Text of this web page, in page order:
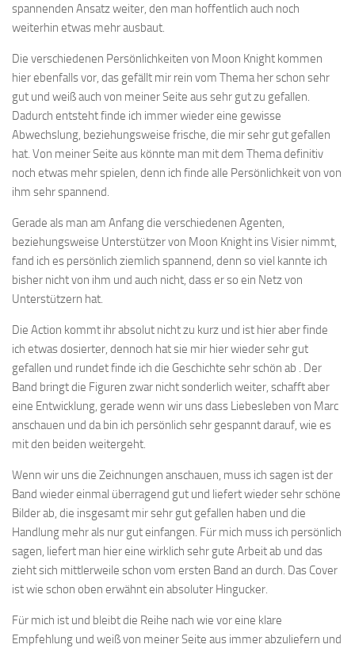
spannenden Ansatz weiter, den man hoffentlich auch noch
weiterhin etwas mehr ausbaut.
Die verschiedenen Persönlichkeiten von Moon Knight kommen
hier ebenfalls vor, das gefällt mir rein vom Thema her schon sehr
gut und weiß auch von meiner Seite aus sehr gut zu gefallen.
Dadurch entsteht finde ich immer wieder eine gewisse
Abwechslung, beziehungsweise frische, die mir sehr gut gefallen
hat. Von meiner Seite aus könnte man mit dem Thema definitiv
noch etwas mehr spielen, denn ich finde alle Persönlichkeit von von
ihm sehr spannend.
Gerade als man am Anfang die verschiedenen Agenten,
beziehungsweise Unterstützer von Moon Knight ins Visier nimmt,
fand ich es persönlich ziemlich spannend, denn so viel kannte ich
bisher nicht von ihm und auch nicht, dass er so ein Netz von
Unterstützern hat.
Die Action kommt ihr absolut nicht zu kurz und ist hier aber finde
ich etwas dosierter, dennoch hat sie mir hier wieder sehr gut
gefallen und rundet finde ich die Geschichte sehr schön ab . Der
Band bringt die Figuren zwar nicht sonderlich weiter, schafft aber
eine Entwicklung, gerade wenn wir uns dass Liebesleben von Marc
anschauen und da bin ich persönlich sehr gespannt darauf, wie es
mit den beiden weitergeht.
Wenn wir uns die Zeichnungen anschauen, muss ich sagen ist der
Band wieder einmal überragend gut und liefert wieder sehr schöne
Bilder ab, die insgesamt mir sehr gut gefallen haben und die
Handlung mehr als nur gut einfangen. Für mich muss ich persönlich
sagen, liefert man hier eine wirklich sehr gute Arbeit ab und das
zieht sich mittlerweile schon vom ersten Band an durch. Das Cover
ist wie schon oben erwähnt ein absoluter Hingucker.
Für mich ist und bleibt die Reihe nach wie vor eine klare
Empfehlung und weiß von meiner Seite aus immer abzuliefern und